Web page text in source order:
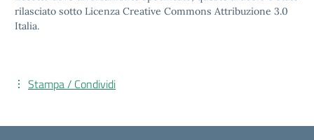
rilasciato sotto Licenza Creative Commons Attribuzione 3.0
Italia.
Stampa / Condividi